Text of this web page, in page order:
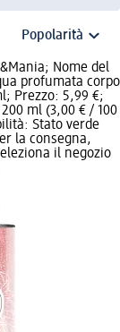
Nome del
profumata corpo
Prezzo: 5,99 €;
ml (3,00 € / 100
Stato verde
la consegna,
il negozio